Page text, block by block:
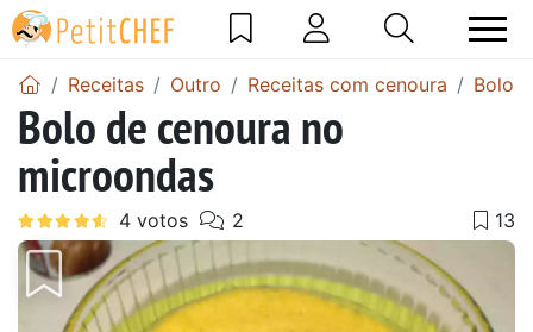
Receitas Outro Receitas com cenoura Bolo
Bolo de cenoura no
microondas